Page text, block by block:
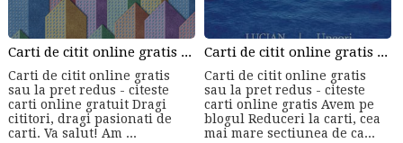
Carti de citit online gratis sau la pret redus - citeste carti online gratuit din cele mai mari librarii online!
Carti de citit online gratis
sau la pret redus - citeste
carti online gratuit Dragi
cititori, dragi pasionati de
carti. Va salut! Am ...
Carti de citit online gratis sau la pret redus - citeste carti online gratis
Carti de citit online gratis
sau la pret redus - citeste
carti online gratis Avem pe
blogul Reduceri la carti, cea
mai mare sectiunea de ca...